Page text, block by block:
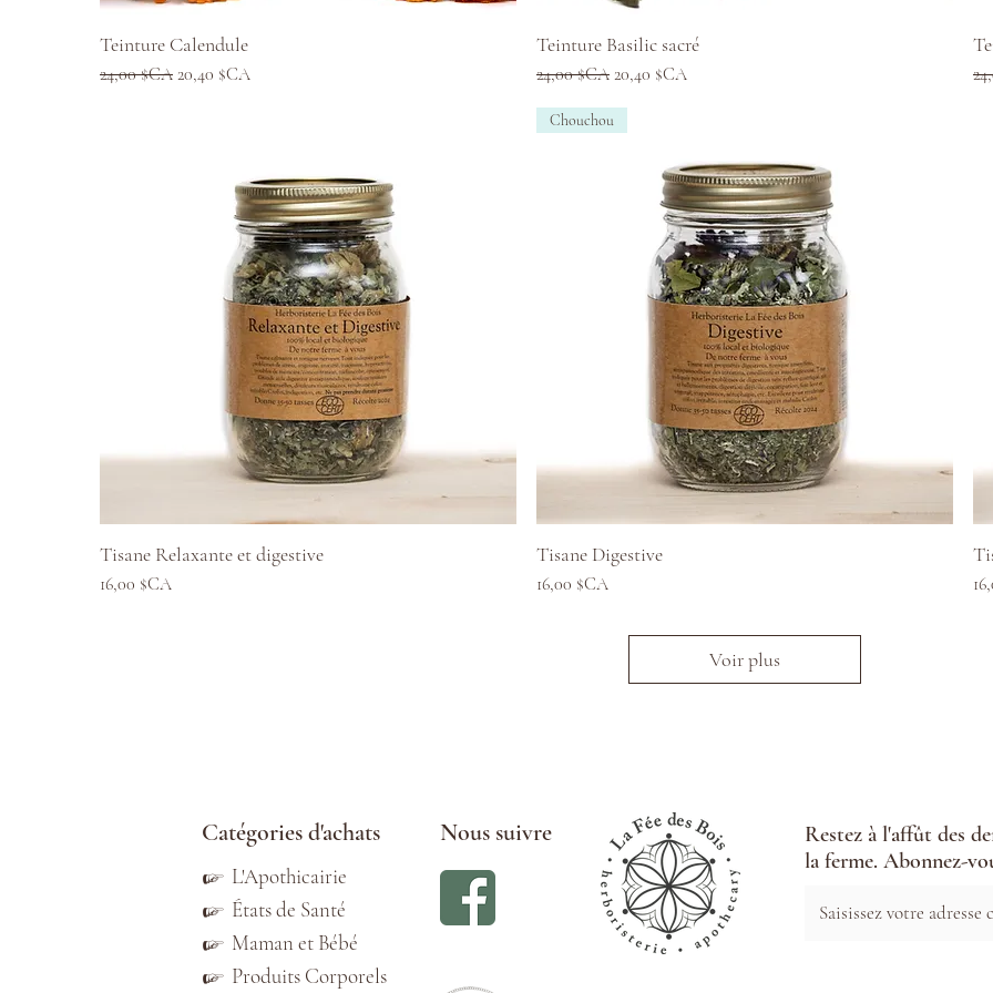
Teinture Calendule
Prix original
24,00 $CA Prix promotionnel
20,40 $CA
Aperçu rapide
Teinture Basilic sacré
Prix original
24,00 $CA Prix promotionnel
20,40 $CA
Aperçu rapide
Tisane Relaxante et digestive
Prix
16,00 $CA
Chouchou
Tisane Digestive
Prix
16,00 $CA
Voir plus
Catégories d'achats Nous suivre
L'Apothicairie
États de Santé
Maman et Bébé
Produits Corporels
☞
☞
☞
☞
Restez à l'affût des
la ferme. Abonnez-